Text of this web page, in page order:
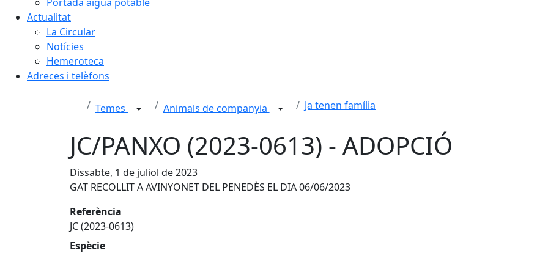
Actualitat
La Circular
Notícies
Hemeroteca
Adreces i telèfons
Temes Animals de companyia Ja tenen família
JC/PANXO (2023-0613) - ADOPCIÓ
Dissabte, 1 de juliol de 2023
GAT RECOLLIT A AVINYONET DEL PENEDÈS EL DIA 06/06/2023
Referència
JC (2023-0613)
Espècie